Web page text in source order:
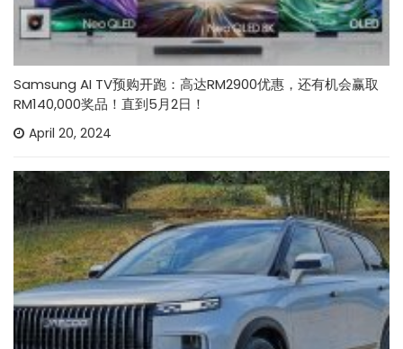
Samsung AI TV预购开跑：高达RM2900优惠，还有机会赢取
RM140,000奖品！直到5月2日！
April 20, 2024